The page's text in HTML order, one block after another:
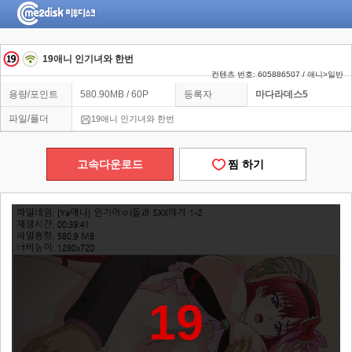
19애니 인기녀와 한번
컨텐츠 번호: 605886507 / 애니>일반
용량/포인트 580.90MB / 60P 등록자 마다라데스5
파일/폴더 19애니 인기녀와 한번
고속다운로드 찜 하기
19